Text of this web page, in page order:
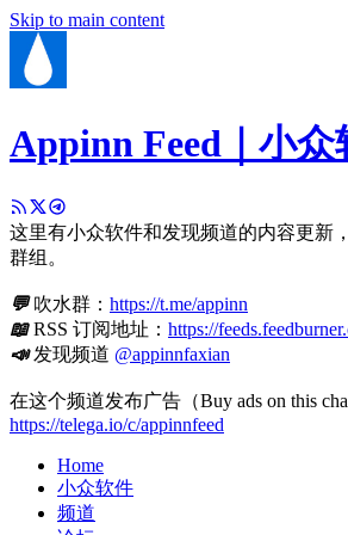
Skip to main content
Appinn Feed｜小众
这里有小众软件和发现频道的内容更新
群组。
💬吹水群： https://t.me/appinn
📖RSS 订阅地址： https://
📣发现频道 @appinnfaxian
在这个频道发布广告（Buy ads on this
https://telega.io/c/appinnfeed
Home
小众软件
频道